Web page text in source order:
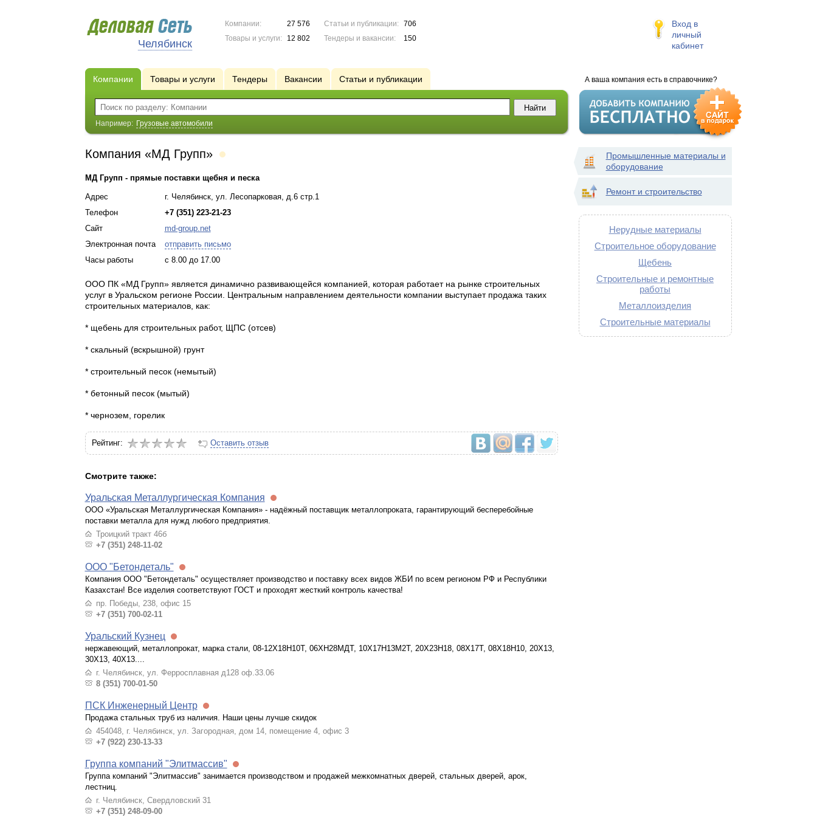
Челябинск
Компании:
27 576
Товары и услуги:
12 802
Статьи и публикации:
706
Тендеры и вакансии:
150
Вход в
личный
кабинет
А ваша компания есть в справочнике?
Компании Товары и услуги Тендеры Вакансии Статьи и публикации
Например: Грузовые автомобили
Компания «МД Групп»
МД Групп - прямые поставки щебня и песка
Адрес
г. Челябинск, ул. Лесопарковая, д.6 стр.1
Телефон
+7 (351) 223-21-23
Сайт
md-group.net
Электронная почта
отправить письмо
Часы работы
с 8.00 до 17.00
ООО ПК «МД Групп» является динамично развивающейся компанией, которая работает на рынке строительных
услуг в Уральском регионе России. Центральным направлением деятельности компании выступает продажа таких
строительных материалов, как:
* щебень для строительных работ, ЩПС (отсев)
* скальный (вскрышной) грунт
* строительный песок (немытый)
* бетонный песок (мытый)
* чернозем, горелик
Рейтинг: Оставить отзыв
Смотрите также:
Уральская Металлургическая Компания
ООО «Уральская Металлургическая Компания» - надёжный поставщик металлопроката, гарантирующий бесперебойные
поставки металла для нужд любого предприятия.
Троицкий тракт 46б
+7 (351) 248-11-02
ООО "Бетондеталь"
Компания ООО "Бетондеталь" осуществляет производство и поставку всех видов ЖБИ по всем регионом РФ и Республики
Казахстан! Все изделия соответствуют ГОСТ и проходят жесткий контроль качества!
пр. Победы, 238, офис 15
+7 (351) 700-02-11
Уральский Кузнец
нержавеющий, металлопрокат, марка стали, 08-12Х18Н10Т, 06ХН28МДТ, 10Х17Н13М2Т, 20Х23Н18, 08Х17Т, 08Х18Н10, 20Х13,
30Х13, 40Х13....
г. Челябинск, ул. Ферросплавная д128 оф.33.06
8 (351) 700-01-50
ПСК Инженерный Центр
Продажа стальных труб из наличия. Наши цены лучше скидок
454048, г. Челябинск, ул. Загородная, дом 14, помещение 4, офис 3
+7 (922) 230-13-33
Группа компаний "Элитмассив"
Группа компаний "Элитмассив" занимается производством и продажей межкомнатных дверей, стальных дверей, арок,
лестниц.
г. Челябинск, Свердловский 31
+7 (351) 248-09-00
Промышленные материалы и
оборудование
Ремонт и строительство
Нерудные материалы
Строительное оборудование
Щебень
Строительные и ремонтные
работы
Металлоизделия
Строительные материалы